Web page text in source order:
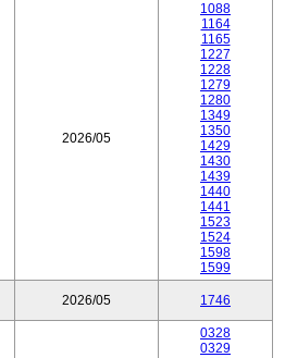
2026/05
1088
1164
1165
1227
1228
1279
1280
1349
1350
1429
1430
1439
1440
1441
1523
1524
1598
1599
2026/05 1746
0328
0329